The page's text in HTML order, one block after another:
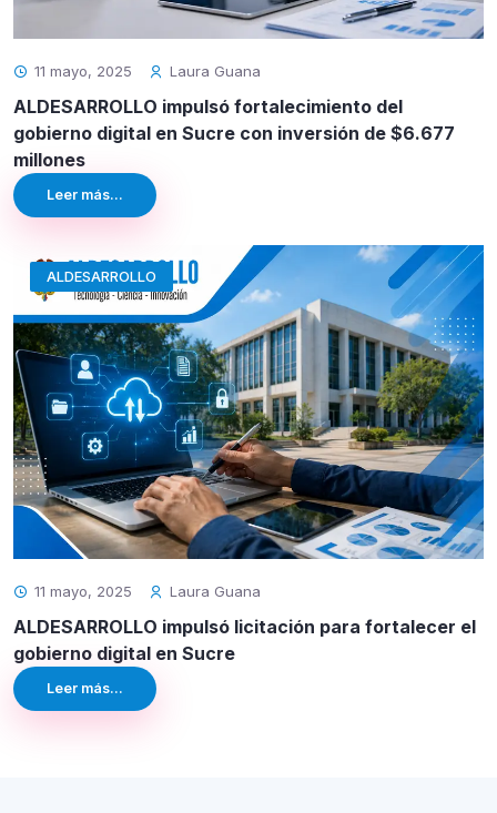
11 mayo, 2025 Laura Guana
ALDESARROLLO impulsó fortalecimiento del
gobierno digital en Sucre con inversión de $6.677
millones
Leer más...
ALDESARROLLO
11 mayo, 2025 Laura Guana
ALDESARROLLO impulsó licitación para fortalecer el
gobierno digital en Sucre
Leer más...